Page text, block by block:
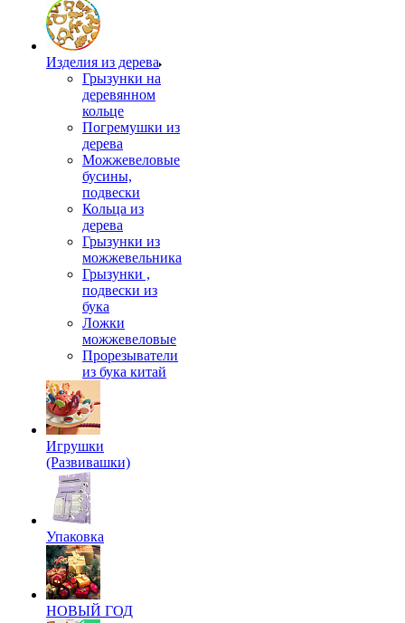
Изделия из дерева
Грызунки на
деревянном
кольце
Погремушки из
дерева
Можжевеловые
бусины,
подвески
Кольца из
дерева
Грызунки из
можжевельника
Грызунки ,
подвески из
бука
Ложки
можжевеловые
Прорезыватели
из бука китай
Игрушки
(Развивашки)
Упаковка
НОВЫЙ ГОД